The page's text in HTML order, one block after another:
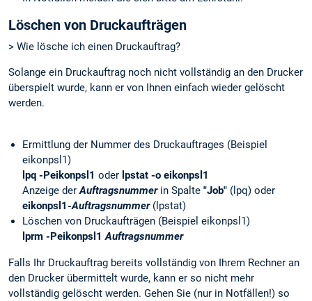
Löschen von Druckaufträgen
> Wie lösche ich einen Druckauftrag?
Solange ein Druckauftrag noch nicht vollständig an den Drucker
überspielt wurde, kann er von Ihnen einfach wieder gelöscht
werden.
Ermittlung der Nummer des Druckauftrages (Beispiel
eikonpsl1)
lpq -Peikonpsl1 oder lpstat -o eikonpsl1
Anzeige der Auftragsnummerin Spalte "Job" (lpq) oder
eikonpsl1-Auftragsnummer(lpstat)
Löschen von Druckaufträgen (Beispiel eikonpsl1)
lprm -Peikonpsl1 Auftragsnummer
Falls Ihr Druckauftrag bereits vollständig von Ihrem Rechner an
den Drucker übermittelt wurde, kann er so nicht mehr
vollständig gelöscht werden. Gehen Sie (nur in Notfällen!) so